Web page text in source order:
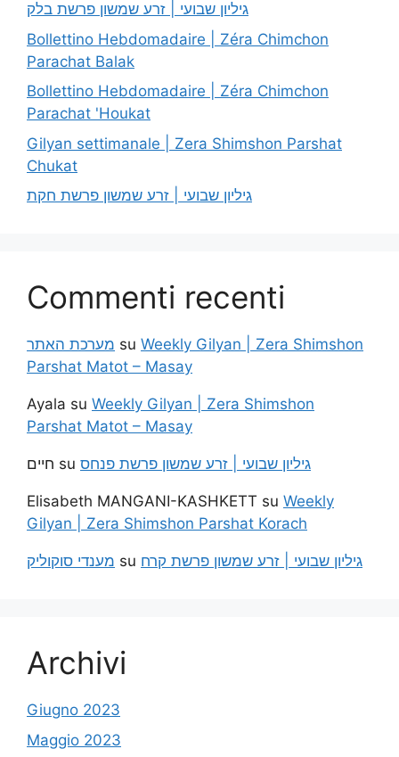
גיליון שבועי | זרע שמשון פרשת בלק
Bollettino Hebdomadaire | Zéra Chimchon
Parachat Balak
Bollettino Hebdomadaire | Zéra Chimchon
Parachat 'Houkat
Gilyan settimanale | Zera Shimshon Parshat
Chukat
גיליון שבועי | זרע שמשון פרשת חקת
Commenti recenti
מערכת האתר su Weekly Gilyan | Zera Shimshon
Parshat Matot – Masay
Ayala su Weekly Gilyan | Zera Shimshon
Parshat Matot – Masay
חיים su גיליון שבועי | זרע שמשון פרשת פנחס
Elisabeth MANGANI-KASHKETT su Weekly
Gilyan | Zera Shimshon Parshat Korach
מענדי סוקוליק su גיליון שבועי | זרע שמשון פרשת קרח
Archivi
Giugno 2023
Maggio 2023